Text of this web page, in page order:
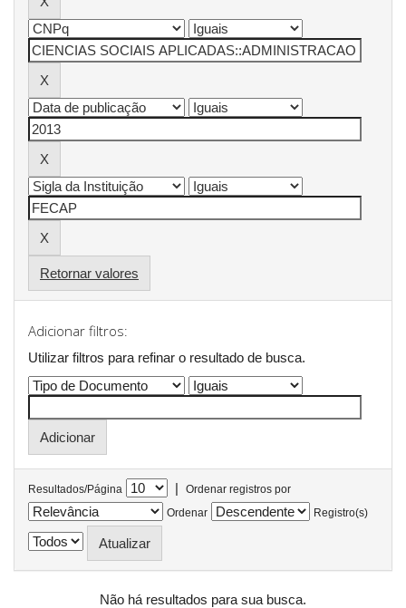
Retornar valores
Adicionar filtros:
Utilizar filtros para refinar o resultado de busca.
Resultados/Página |
Ordenar registros por
Ordenar
Registro(s)
Não há resultados para sua busca.